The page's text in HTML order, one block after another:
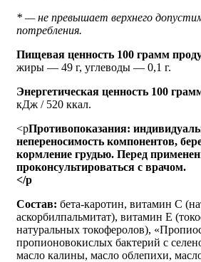
* — не превышает верхнего
потребления.
Пищевая ценность 100 грамм
жиры — 49 г, углеводы — 0,1 г.
Энергетическая ценность 100
кДж / 520 ккал.
<pПротивопоказания:
непереносимость компонентов,
кормление грудью. Перед
проконсультироваться с врачом.
</p
Состав: бета-каротин, витамин С
аскорбилпальмитат), витамин Е
натуральных токоферолов),
пропионовокислых бактерий с
масло калины, масло облепихи,